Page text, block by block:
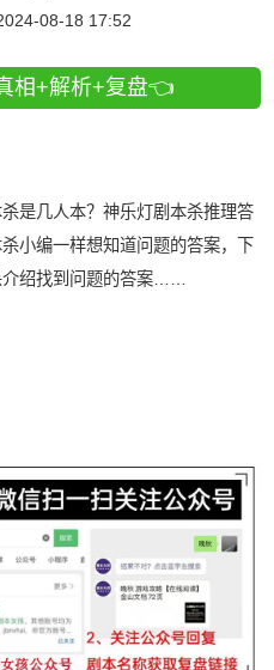
08-18 17:52
相+解析+复盘👈
是几人本？神乐灯剧本杀推理答
小编一样想知道问题的答案，下
介绍找到问题的答案……